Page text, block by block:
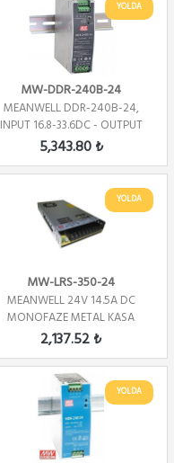
YOLDA
MW-DDR-240B-24
MEANWELL DDR-240B-24,
INPUT 16.8-33.6DC - OUTPUT
24V - 10A - DIN ...
5,343.80 ₺
YOLDA
MW-LRS-350-24
MEANWELL 24V 14.5A DC
MONOFAZE METAL KASA
2,137.52 ₺
YOLDA